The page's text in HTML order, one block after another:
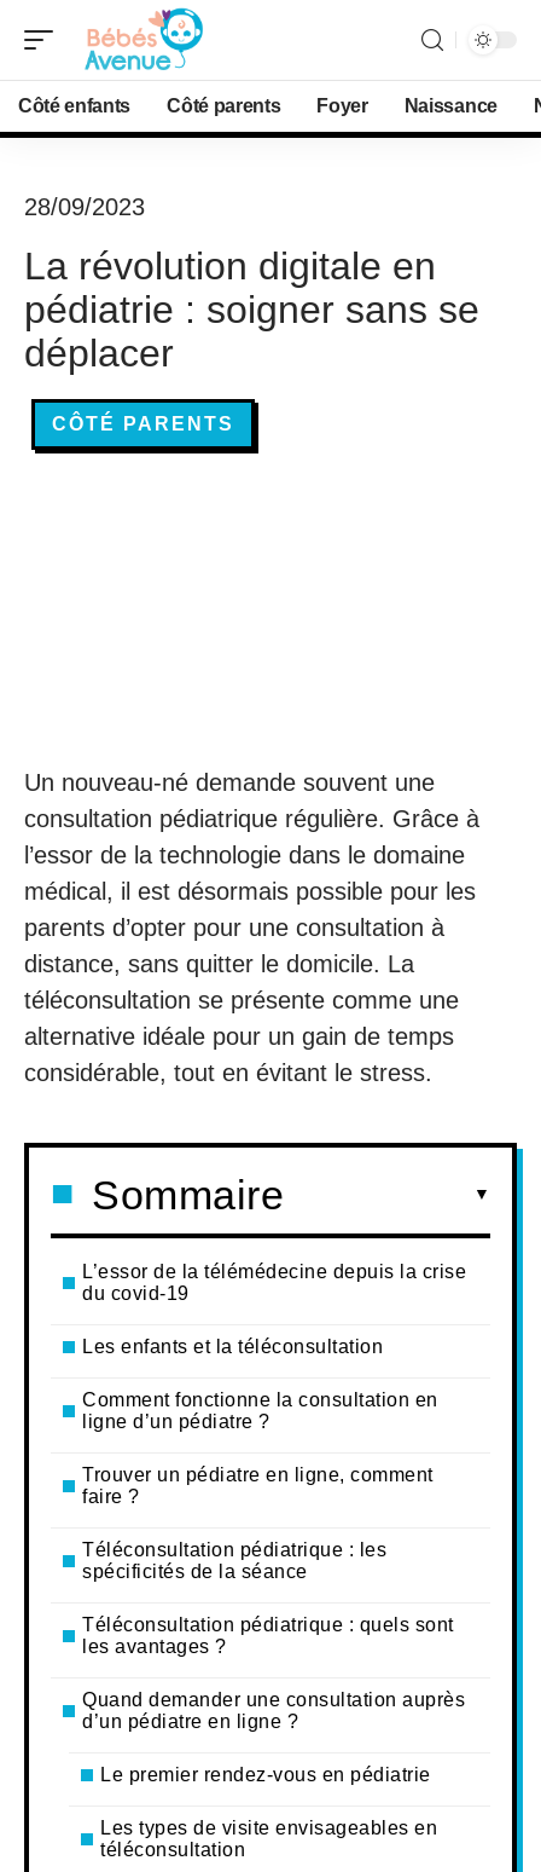
Côté enfants Côté parents Foyer Naissance
28/09/2023
La révolution digitale en
pédiatrie : soigner sans se
déplacer
CÔTÉ PARENTS
Un nouveau-né demande souvent une
consultation pédiatrique régulière. Grâce à
l’essor de la technologie dans le domaine
médical, il est désormais possible pour les
parents d’opter pour une consultation à
distance, sans quitter le domicile. La
téléconsultation se présente comme une
alternative idéale pour un gain de temps
considérable, tout en évitant le stress.
Sommaire
L’essor de la télémédecine depuis la crise
du covid-19
Les enfants et la téléconsultation
Comment fonctionne la consultation en
ligne d’un pédiatre ?
Trouver un pédiatre en ligne, comment
faire ?
Téléconsultation pédiatrique : les
spécificités de la séance
Téléconsultation pédiatrique : quels sont
les avantages ?
Quand demander une consultation auprès
d’un pédiatre en ligne ?
Le premier rendez-vous en pédiatrie
Les types de visite envisageables en
téléconsultation